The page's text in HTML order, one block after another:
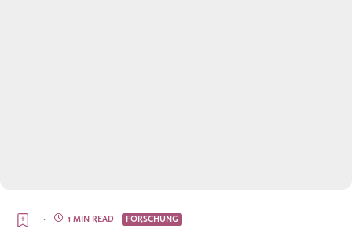
FORSCHUNG
1 MIN READ
·